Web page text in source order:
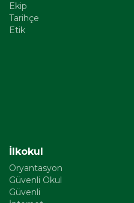
Ekip
Tarihçe
Etik
İlkokul
Oryantasyon
Güvenli Okul
Güvenli